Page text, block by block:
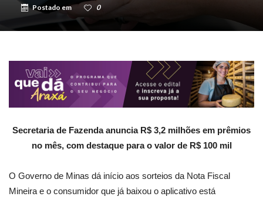
Postado em 0
Secretaria de Fazenda anuncia R$ 3,2 milhões em prêmios
no mês, com destaque para o valor de R$ 100 mil
O Governo de Minas dá início aos sorteios da Nota Fiscal
Mineira e o consumidor que já baixou o aplicativo está